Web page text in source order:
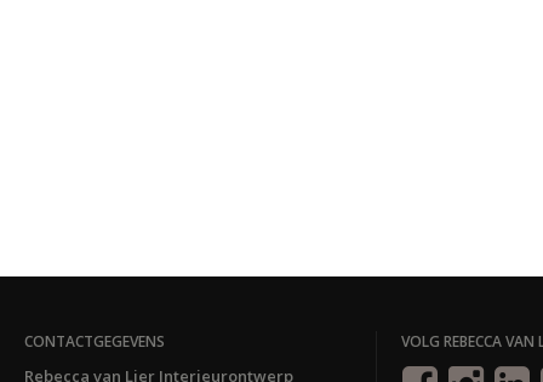
CONTACTGEGEVENS
Rebecca van Lier Interieurontwerp
VOLG REBECCA VAN